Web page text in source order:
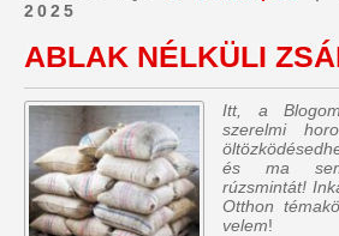
2025
ABLAK NÉLKÜLI
Itt, a
szerelmi
és ma
rúzsmintát!
Otthon
velem!